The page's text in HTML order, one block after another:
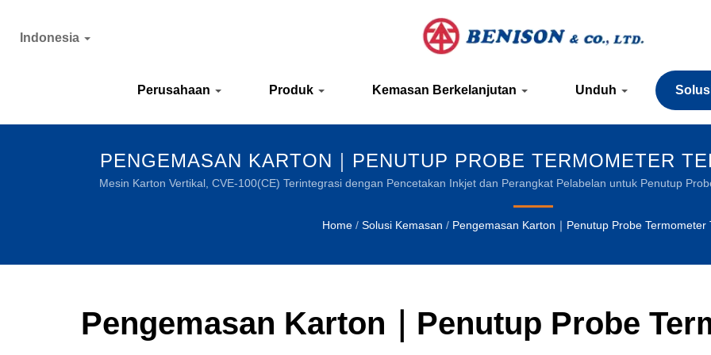
Perusahaan Produk Kemasan Berkelanjutan Unduh
Indonesia
PENGEMASAN KARTON｜PENUTUP PROBE TERMOMETER
PANAS INOVATIF DAN FILM KEMASAN
Mesin Karton Vertikal, CVE-100(CE) Terintegrasi dengan Pencetakan Inkjet dan Perangkat Pelabelan untuk Penutup
diandalkan untuk industri minuman
Home / Solusi Kemasan / Pengemasan Karton｜Penutup Probe Termometer
Pengemasan Karton｜Penutup Probe